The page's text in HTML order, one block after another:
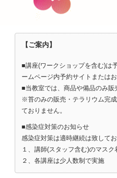
【ご案内】
■講座(ワークショップを含む)は
ームページ内予約サイトまたは
■当教室では、商品や備品のみ販
※苔のみの販売・テラリウム完
ておりません。
■感染症対策のお知らせ
感染症対策は適時継続は致してお
１、講師(スタッフ含む)のマス
２、各講座は少人数制で実施